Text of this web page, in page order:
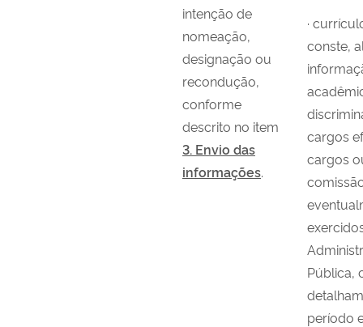
intenção de
nomeação,
designação ou
recondução,
conforme
descrito no item
3. Envio das
informações.
·
conste,
cargos
cargos
Pública,
período